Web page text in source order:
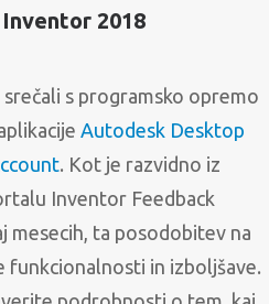
2018
s programsko opremo
Autodesk Desktop
. Kot je razvidno iz
Inventor Feedback
mesecih, ta posodobitev na
funkcionalnosti in izboljšave.